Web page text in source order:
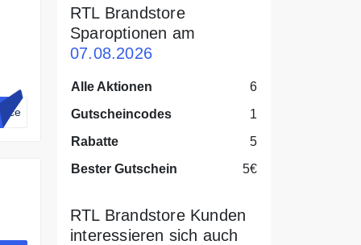
vice
RTL Brandstore
Sparoptionen am
07.08.2026
Alle Aktionen
6
Gutscheincodes
1
Rabatte
5
Bester Gutschein
5€
RTL Brandstore Kunden
interessieren sich auch